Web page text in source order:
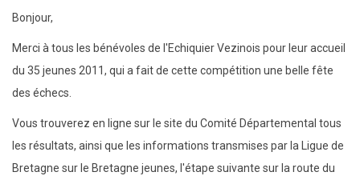
la
3
Bonjour,
Merci à tous les bénévoles de l'Echiquier Vezinois pour leur accueil
du 35 jeunes 2011, qui a fait de cette compétition une belle fête
des échecs.
Vous trouverez en ligne sur le site du Comité Départemental tous
les résultats, ainsi que les informations transmises par la Ligue de
Bretagne sur le Bretagne jeunes, l'étape suivante sur la route du